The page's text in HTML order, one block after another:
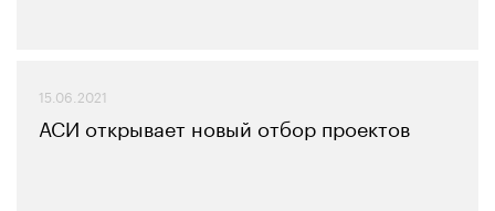
15.06.2021
АСИ открывает новый отбор проектов